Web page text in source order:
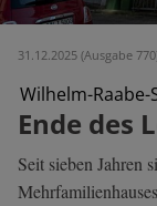
31.12.2025 (Ausgabe
Wilhelm-Raabe-
Ende des
Seit sieben Jahren